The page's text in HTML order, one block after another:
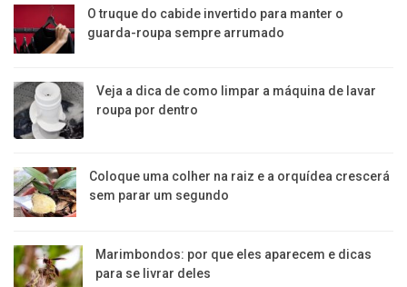
O truque do cabide invertido para manter o
guarda-roupa sempre arrumado
Veja a dica de como limpar a máquina de lavar
roupa por dentro
Coloque uma colher na raiz e a orquídea crescerá
sem parar um segundo
Marimbondos: por que eles aparecem e dicas
para se livrar deles